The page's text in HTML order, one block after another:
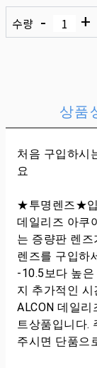
수량 - +
상품
처음 구입하시
요
★투명렌즈★
데일리즈 아쿠
는 증량판 렌
렌즈를 구입하
-10.5보다 높
지 추가적인 시
ALCON 데일
트상품입니다.
주시면 단품으